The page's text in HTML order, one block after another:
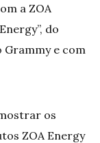
a ZOA
do
e com
os
ZOA Energy